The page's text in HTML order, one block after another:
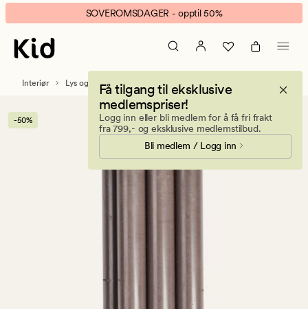
Premium
stearin
6pk
kronelys
banner.
Klikk
ESCAPE
pause.
SOVEROMSDAGER - opptil 50%
Få tilgang til eksklusive
medlemspriser!
Logg inn eller bli medlem for å få fri frakt
fra 799,- og eksklusive medlemstilbud.
Bli medlem / Logg inn
Interiør Lys og duftlys Kronelys
-50%